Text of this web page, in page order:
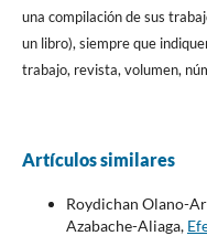
una compilación de sus
un libro), siempre que
trabajo, revista, volumen,
Artículos similares
Roydichan Olano-
Azabache-Aliaga,